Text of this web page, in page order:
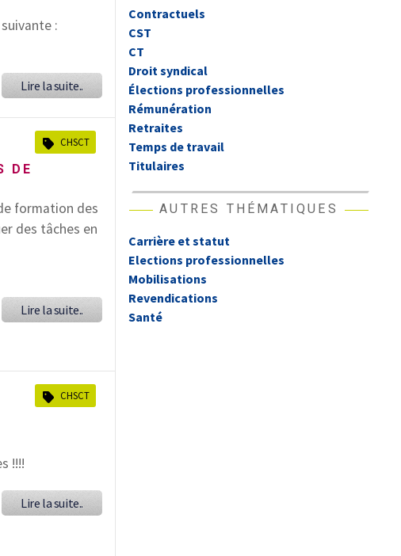
:
Lire la suite..
CHSCT
DE
formation des
des tâches en
Lire la suite..
CHSCT
!!!!
Lire la suite..
Contractuels
CST
CT
Droit syndical
Élections professionnelles
Rémunération
Retraites
Temps de travail
Titulaires
AUTRES THÉMATIQUES
Carrière et statut
Elections professionnelles
Mobilisations
Revendications
Santé